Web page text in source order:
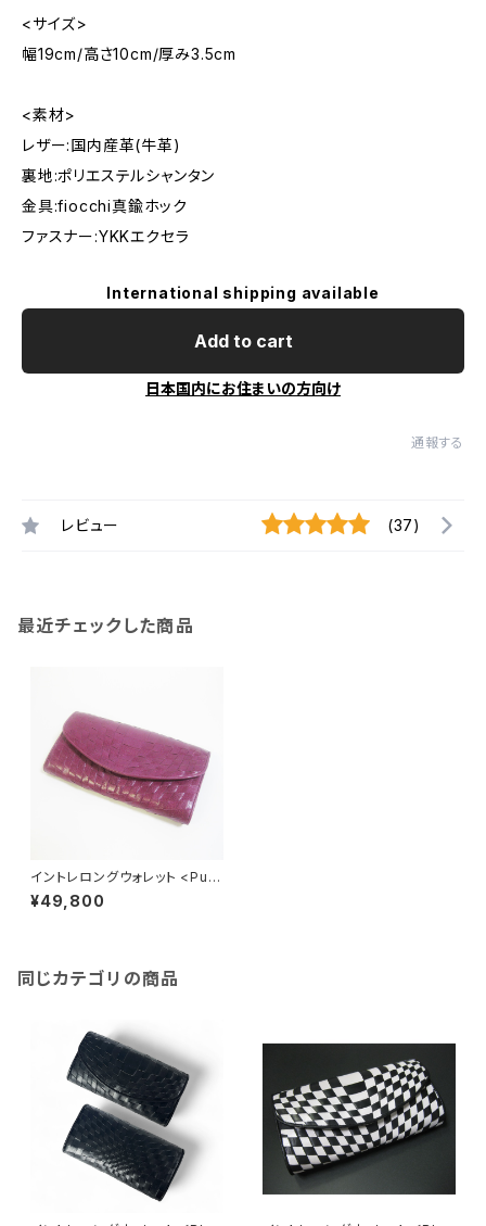
<サイズ>
幅19cm/高さ10cm/厚み3.5cm
<素材>
レザー:国内産革(牛革)
裏地:ポリエステルシャンタン
金具:fiocchi真鍮ホック
ファスナー:YKKエクセラ
International shipping available
Add to cart
日本国内にお住まいの方向け
通報する
レビュー (37)
最近チェックした商品
イントレロングウォレット <Purp
le>
¥49,800
同じカテゴリの商品